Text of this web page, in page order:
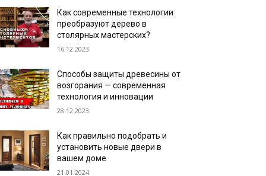
Как современные технологии
преобразуют дерево в
столярных мастерских?
16.12.2023
Способы защиты древесины от
возгорания — современная
технология и инновации
28.12.2023
Как правильно подобрать и
установить новые двери в
вашем доме
21.01.2024